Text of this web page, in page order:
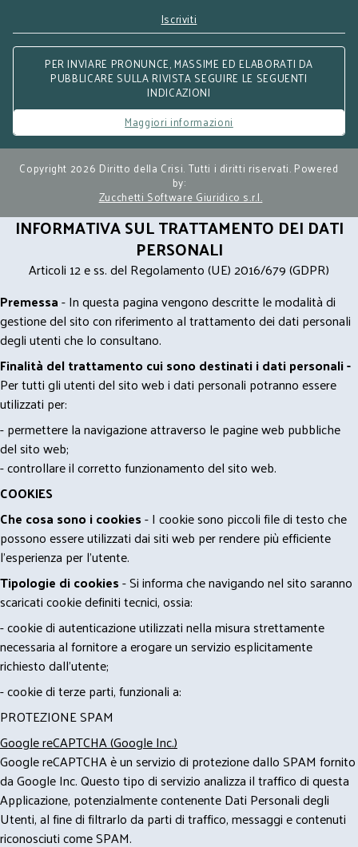
Iscriviti
PER INVIARE PRONUNCE, MASSIME ED ELABORATI DA
PUBBLICARE SULLA RIVISTA SEGUIRE LE SEGUENTI
INDICAZIONI
Maggiori informazioni
Copyright 2026 Diritto della Crisi. Tutti i diritti riservati. Powered
by:
Zucchetti Software Giuridico s.r.l.
INFORMATIVA SUL TRATTAMENTO DEI DATI
PERSONALI
Articoli 12 e ss. del Regolamento (UE) 2016/679 (GDPR)
Premessa- In questa pagina vengono descritte le modalità di
gestione del sito con riferimento al trattamento dei dati personali
degli utenti che lo consultano.
Finalità del trattamento cui sono destinati i dati personali -
Per tutti gli utenti del sito web i dati personali potranno essere
utilizzati per:
- permettere la navigazione attraverso le pagine web pubbliche
del sito web;
- controllare il corretto funzionamento del sito web.
COOKIES
Che cosa sono i cookies- I cookie sono piccoli file di testo che
possono essere utilizzati dai siti web per rendere più efficiente
l'esperienza per l'utente.
Tipologie di cookies- Si informa che navigando nel sito saranno
scaricati cookie definiti tecnici, ossia:
- cookie di autenticazione utilizzati nella misura strettamente
necessaria al fornitore a erogare un servizio esplicitamente
richiesto dall'utente;
- cookie di terze parti, funzionali a:
PROTEZIONE SPAM
Google reCAPTCHA (Google Inc.)
Google reCAPTCHA è un servizio di protezione dallo SPAM fornito
da Google Inc. Questo tipo di servizio analizza il traffico di questa
Applicazione, potenzialmente contenente Dati Personali degli
Utenti, al fine di filtrarlo da parti di traffico, messaggi e contenuti
riconosciuti come SPAM.